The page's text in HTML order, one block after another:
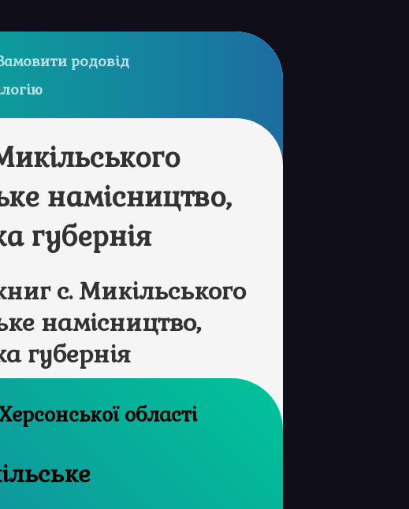
родовід
намісництво,
губернія
с. Микільського
намісництво,
губернія
архів Херсонської області